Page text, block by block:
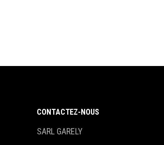
CONTACTEZ-NOUS
SARL GARELY